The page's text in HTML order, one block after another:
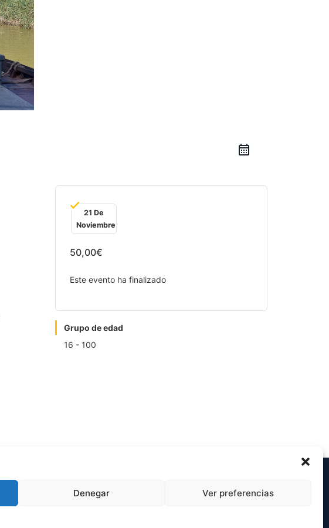
Denegar Ver preferencias
21 De
Noviembre
50,00€
Este evento ha finalizado
Grupo de edad
16 - 100
Más información